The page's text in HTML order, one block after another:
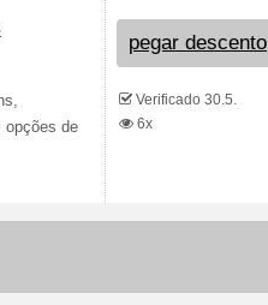
opções de
pegar descento
Verificado 30.5.
6x